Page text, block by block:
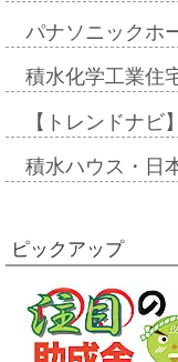
パナソニックホ
積水化学工業住
【トレンドナ
積水ハウス・日
ピックアップ